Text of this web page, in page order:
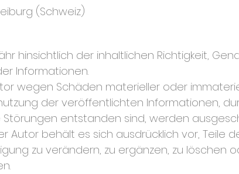
(Schweiz)
hinsichtlich der inhaltlichen Richtigkeit,
Informationen.
wegen Schäden materieller oder
der veröffentlichten Informationen,
entstanden sind, werden
Autor behält es sich ausdrücklich vor, Teile
zu verändern, zu ergänzen, zu löschen